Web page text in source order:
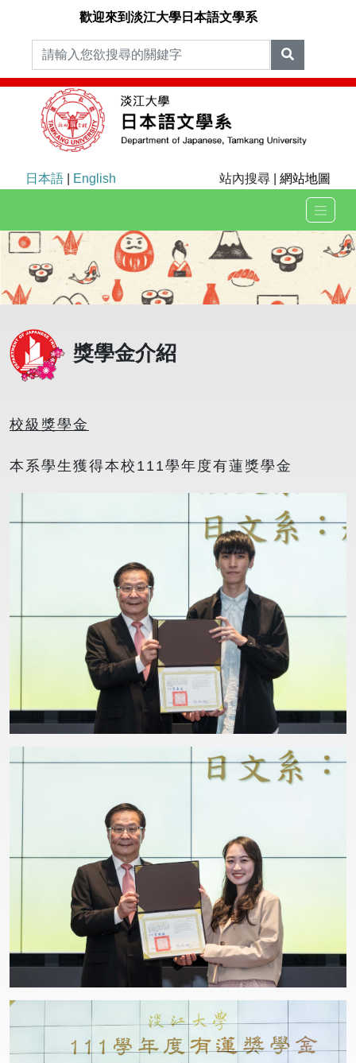
歡迎來到淡江大學日本語文學系
日本語 English 站內搜尋 | 網站地圖
獎學金介紹
校級獎學金
本系學生獲得本校111學年度有蓮獎學金